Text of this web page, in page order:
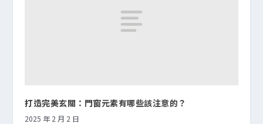
打造完美玄關：門窗元素有哪些該注意的？
2025 年 2 月 2 日